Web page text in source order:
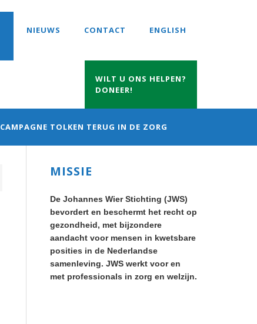
NIEUWS CONTACT ENGLISH
WILT U ONS HELPEN?
DONEER!
CAMPAGNE TOLKEN TERUG IN DE ZORG
Primary
MISSIE
De Johannes Wier Stichting (JWS)
bevordert en beschermt het recht op
gezondheid, met bijzondere
aandacht voor mensen in kwetsbare
posities in de Nederlandse
samenleving. JWS werkt voor en
met professionals in zorg en welzijn.